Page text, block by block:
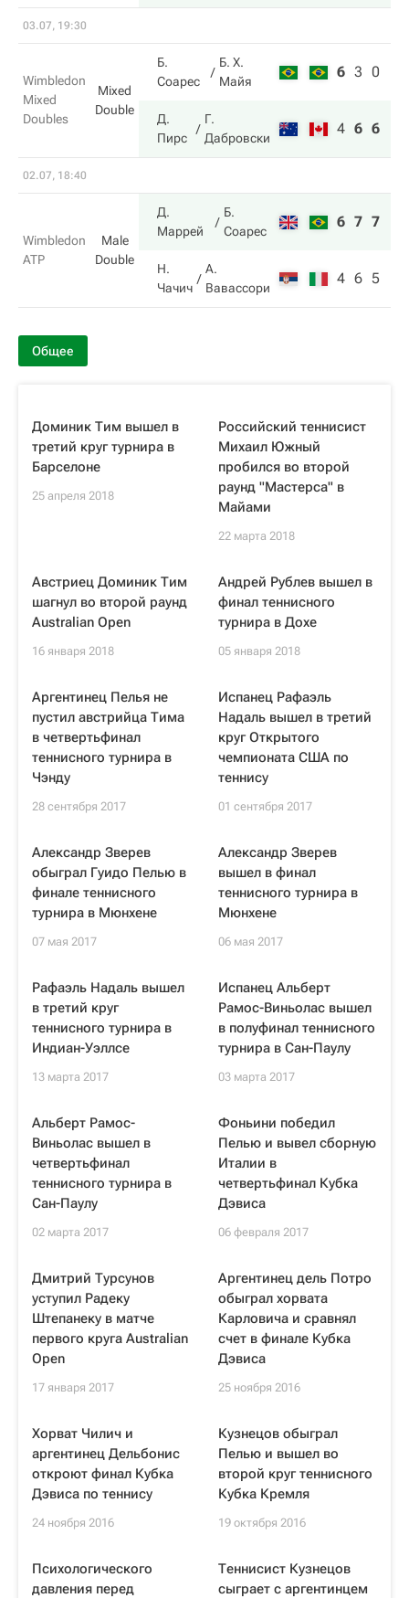
03.07, 19:30
Wimbledon
Mixed
Doubles
Mixed
Double
Б.
Соарес
Б. Х.
Майя
6 3 0
Д.
Пирс
Г.
Дабровски
4 6 6
02.07, 18:40
Wimbledon
ATP
Male
Double
Д.
Маррей
Б.
Соарес
6 7 7
Н.
Чачич
А.
Вавассори
4 6 5
Общее
Доминик Тим вышел в
третий круг турнира в
Барселоне
25 апреля 2018
Российский теннисист
Михаил Южный
пробился во второй
раунд "Мастерса" в
Майами
22 марта 2018
Австриец Доминик Тим
шагнул во второй раунд
Australian Open
16 января 2018
Андрей Рублев вышел в
финал теннисного
турнира в Дохе
05 января 2018
Аргентинец Пелья не
пустил австрийца Тима
в четвертьфинал
теннисного турнира в
Чэнду
28 сентября 2017
Испанец Рафаэль
Надаль вышел в третий
круг Открытого
чемпионата США по
теннису
01 сентября 2017
Александр Зверев
обыграл Гуидо Пелью в
финале теннисного
турнира в Мюнхене
07 мая 2017
Александр Зверев
вышел в финал
теннисного турнира в
Мюнхене
06 мая 2017
Рафаэль Надаль вышел
в третий круг
теннисного турнира в
Индиан-Уэллсе
13 марта 2017
Испанец Альберт
Рамос-Виньолас вышел
в полуфинал теннисного
турнира в Сан-Паулу
03 марта 2017
Альберт Рамос-
Виньолас вышел в
четвертьфинал
теннисного турнира в
Сан-Паулу
02 марта 2017
Фоньини победил
Пелью и вывел сборную
Италии в
четвертьфинал Кубка
Дэвиса
06 февраля 2017
Дмитрий Турсунов
уступил Радеку
Штепанеку в матче
первого круга Australian
Open
17 января 2017
Аргентинец дель Потро
обыграл хорвата
Карловича и сравнял
счет в финале Кубка
Дэвиса
25 ноября 2016
Хорват Чилич и
аргентинец Дельбонис
откроют финал Кубка
Дэвиса по теннису
24 ноября 2016
Кузнецов обыграл
Пелью и вышел во
второй круг теннисного
Кубка Кремля
19 октября 2016
Психологического
давления перед
Теннисист Кузнецов
сыграет с аргентинцем